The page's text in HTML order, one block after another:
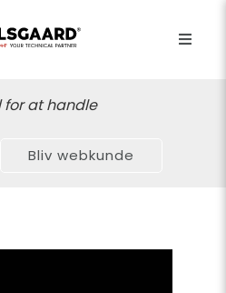
for at handle
Bliv webkunde